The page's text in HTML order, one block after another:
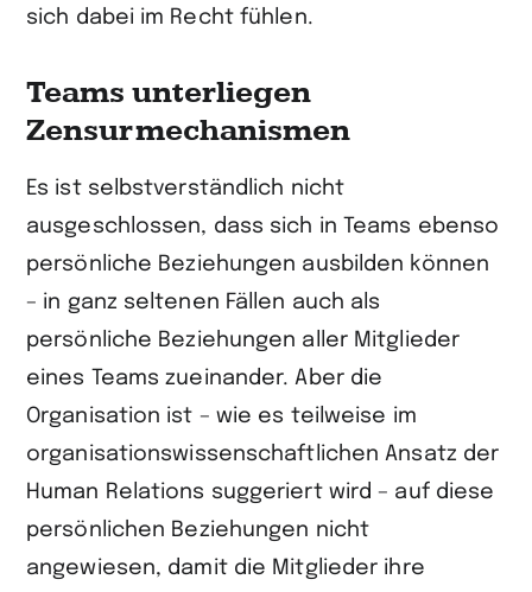
sich dabei im Recht fühlen.
Teams unterliegen
Zensurmechanismen
Es ist selbstverständlich nicht
ausgeschlossen, dass sich in Teams ebenso
persönliche Beziehungen ausbilden können
– in ganz seltenen Fällen auch als
persönliche Beziehungen aller Mitglieder
eines Teams zueinander. Aber die
Organisation ist – wie es teilweise im
organisationswissenschaftlichen Ansatz der
Human Relations suggeriert wird – auf diese
persönlichen Beziehungen nicht
angewiesen, damit die Mitglieder ihre